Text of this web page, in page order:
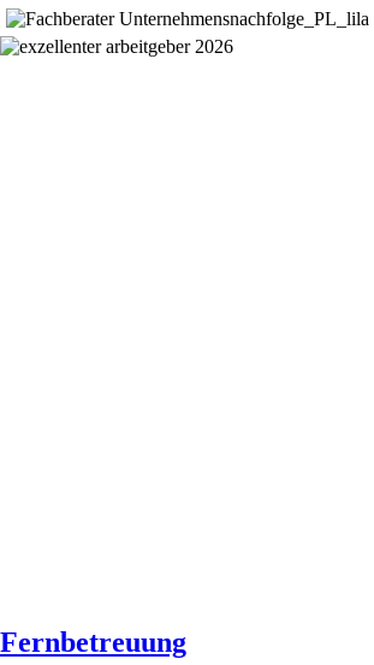
Fernbetreuung